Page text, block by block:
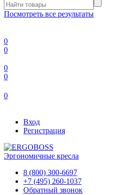
Посмотреть все результаты
0
0
0
0
0
Вход
Регистрация
Эргономичные кресла
8 (800) 300-6697
+7 (495) 260-1037
Обратный звонок